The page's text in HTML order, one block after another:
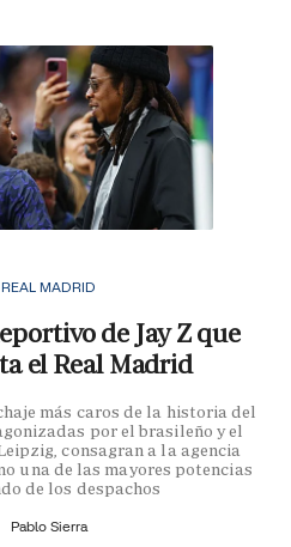
REAL MADRID
de Jay Z que
el Real Madrid
más caros de la historia del
por el brasileño y el
consagran a la agencia
una de las mayores potencias
de los despachos
Pablo Sierra